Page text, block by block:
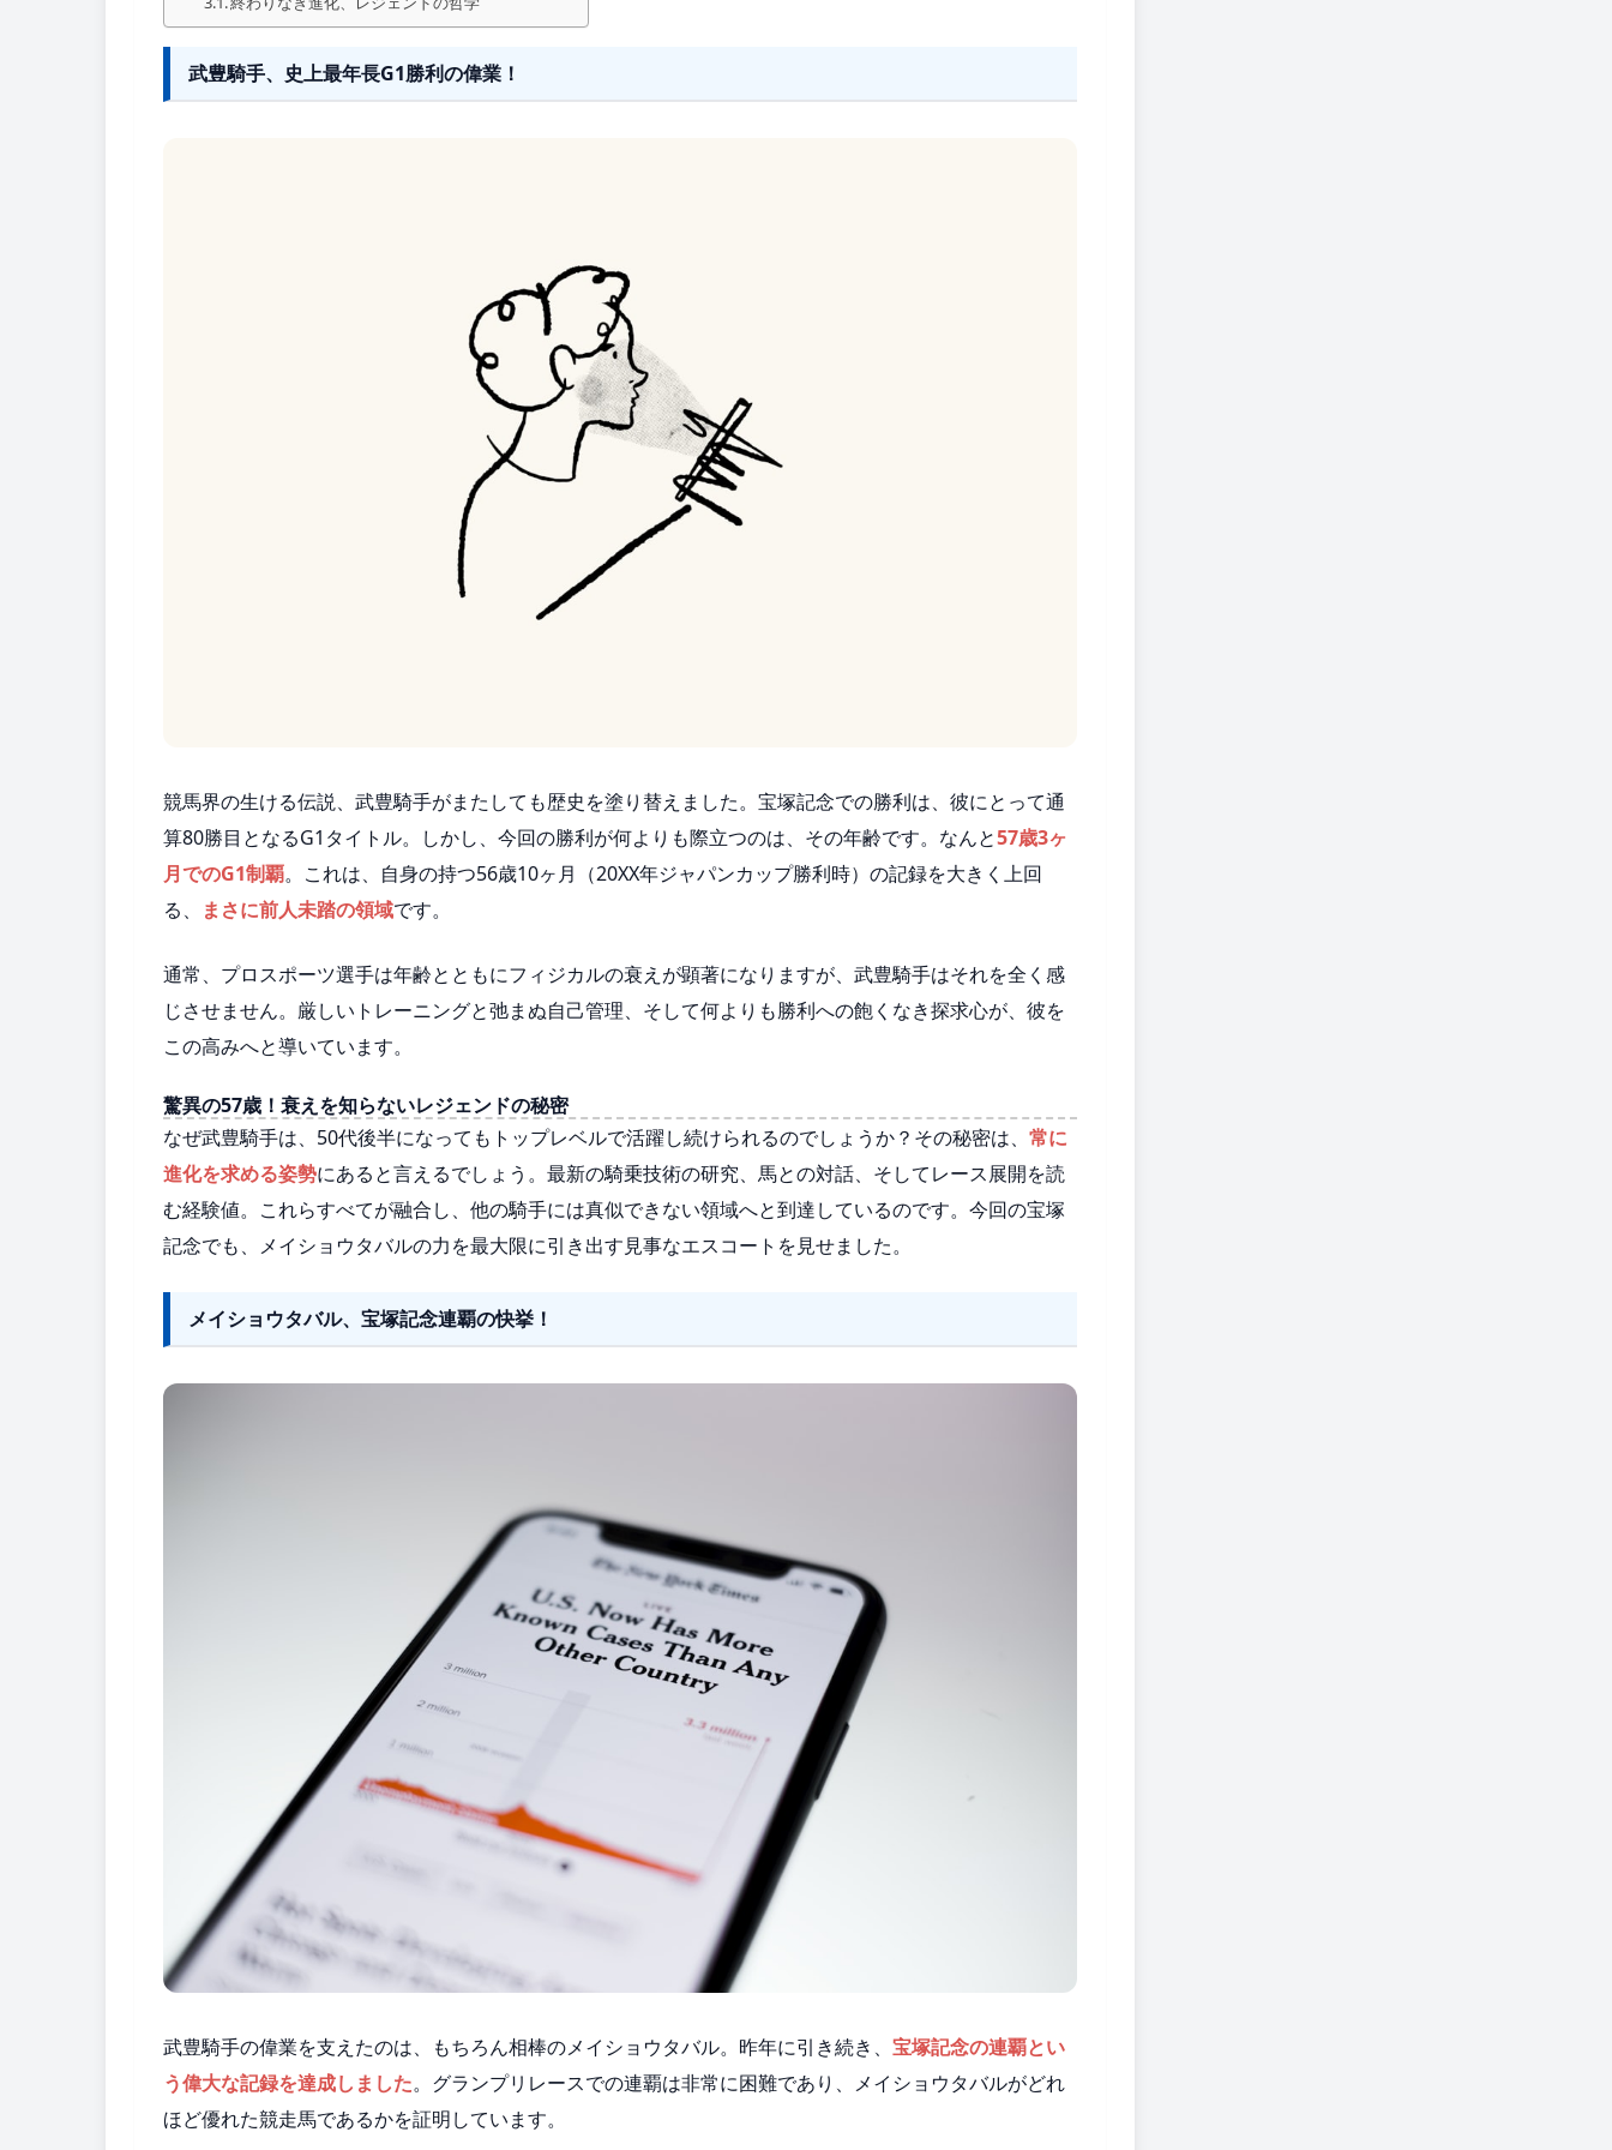
武豊騎手、史上最年長G1勝利の偉業！
競馬界の生ける伝説、武豊騎手がまたしても歴史を塗り替えました。宝塚記念での勝利は、彼にとって通
算80勝目となるG1タイトル。しかし、今回の勝利が何よりも際立つのは、その年齢です。なんと57歳3ヶ
月でのG1制覇。これは、自身の持つ56歳10ヶ月（20XX年ジャパンカップ勝利時）の記録を大きく上回
る、
まさに前人未踏の領域です。
通常、プロスポーツ選手は年齢とともにフィジカルの衰えが顕著になりますが、武豊騎手はそれを全く感
じさせません。厳しいトレーニングと弛まぬ自己管理、そして何よりも勝利への飽くなき探求心が、彼を
この高みへと導いています。
驚異の57歳！衰えを知らないレジェンドの秘密
なぜ武豊騎手は、50代後半になってもトップレベルで活躍し続けられるのでしょうか？その秘密は、 常に
進化を求める姿勢にあると言えるでしょう。最新の騎乗技術の研究、馬との対話、そしてレース展開を読
む経験値。これらすべてが融合し、他の騎手には真似できない領域へと到達しているのです。今回の宝塚
記念でも、メイショウタバルの力を最大限に引き出す見事なエスコートを見せました。
メイショウタバル、宝塚記念連覇の快挙！
武豊騎手の偉業を支えたのは、もちろん相棒のメイショウタバル。昨年に引き続き、 宝塚記念の連覇とい
う偉大な記録を達成しました。グランプリレースでの連覇は非常に困難であり、メイショウタバルがどれ
ほど優れた競走馬であるかを証明しています。